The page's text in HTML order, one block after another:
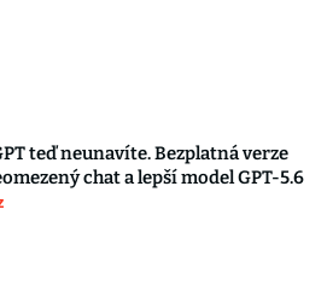
teď neunavíte. Bezplatná verze
chat a lepší model GPT-5.6